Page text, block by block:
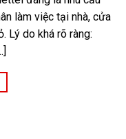
làm việc tại nhà, cửa
Lý do khá rõ ràng: